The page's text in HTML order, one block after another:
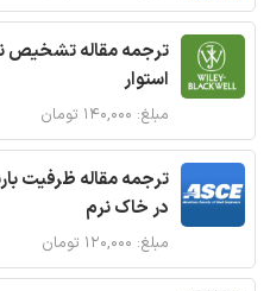
ترجمه مقاله تشخیص
استوار
مبلغ: ۱۴۰,۰۰۰ تومان
ترجمه مقاله ظرفیت
در خاک نرم
مبلغ: ۱۲۰,۰۰۰ تومان